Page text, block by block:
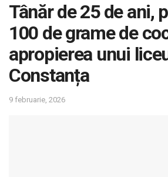
Tânăr de 25 de ani,
100 de grame de
apropierea unui
Constanța
9 februarie, 2026